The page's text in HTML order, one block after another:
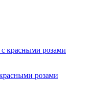
розами